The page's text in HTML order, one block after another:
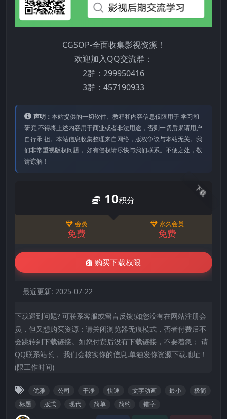
CGSOP-全面收集影视资源！
欢迎加入QQ交流群：
2群：299950416
3群：457190933
声明： 本站提供的⼀切软件、教程和内容信息仅限⽤于 学习和
研究,不得将上述内容⽤于商业或者⾮法⽤途，否则⼀切后果请⽤户
⾃⾏承 担。本站信息收集整理来⾃⽹络，版权争议与本站⽆关。我
们⾮常重视版权问题， 如有侵权请尽快与我们联系。不便之处，敬
请谅解！
下载
10积分
会员
免费
永久会员
免费
购买下载权限
最近更新: 2025-07-22
下载遇到问题? 可联系客服或留言反馈!如您没有在网站注册会
员，但又想购买资源；请关闭浏览器无痕模式，否者付费后不
会跳转到下载链接。如您付费后没有下载链接，不要着急； 请
QQ联系站长， 我们会核实你的信息,单独发你资源下载地址！
(限工作时间)
优雅 公司 干净 快速 文字动画 最小
极简
标题
版式 现代 简单 简约 错字